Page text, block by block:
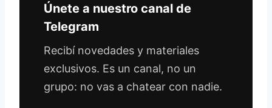
Únete a nuestro canal de
Telegram
Recibí novedades y materiales
exclusivos. Es un canal, no un
grupo: no vas a chatear con nadie.